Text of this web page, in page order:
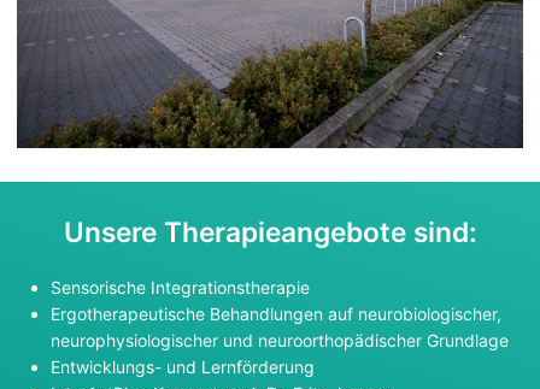
Unsere Therapieangebote sind:
Sensorische Integrationstherapie
Ergotherapeutische Behandlungen auf neurobiologischer,
neurophysiologischer und neuroorthopädischer Grundlage
Entwicklungs- und Lernförderung